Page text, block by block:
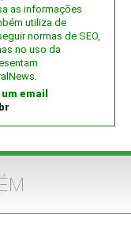
as informações
utiliza de
normas de SEO,
no uso da
email